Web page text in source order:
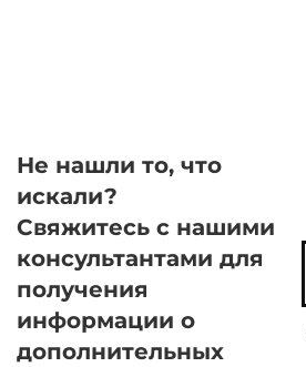
Не нашли то, что
искали?
Свяжитесь с нашими
консультантами для
получения
информации о
дополнительных